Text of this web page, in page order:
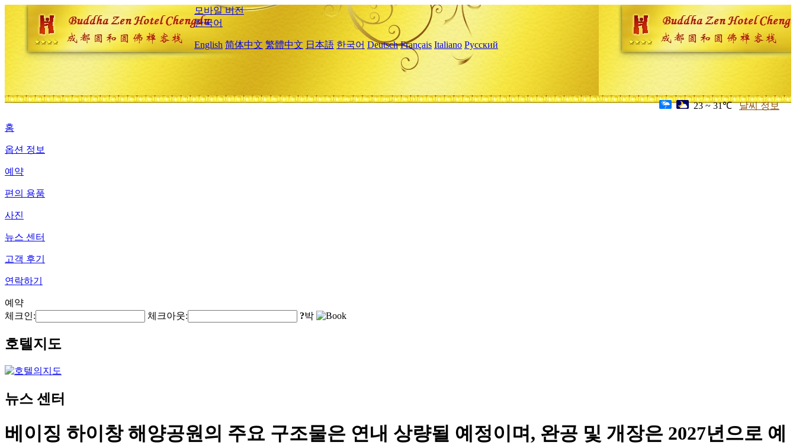
모바일 버전
한국어
English 简体中文 繁體中文 日本語 한국어 Deutsch Français Italiano Русский
23 ~ 31℃ 날씨 정보
홈
옵션 정보
예약
편의 용품
사진
뉴스 센터
고객 후기
연락하기
예약
체크인:
체크아웃: ?박
호텔지도
뉴스 센터
베이징 하이창 해양공원의 주요 구조물은 연내 상량될 예정이며, 완공 및 개장은 2027년으로 예